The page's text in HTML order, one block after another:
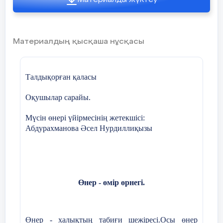
Материалдың қысқаша нұсқасы
Талдықорған қаласы
Оқушылар сарайы.
Мүсін өнері үйірмесінің жетекшісі:
Абдурахманова Әсел Нурдиллиқызы
Өнер - өмір өрнегі.
Өнер - халықтың табиғи шежіресі.Осы өнер